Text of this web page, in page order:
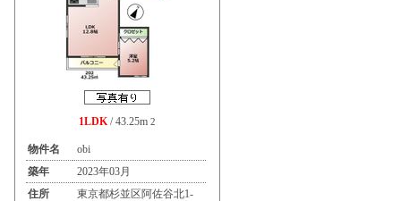
1LDK/ 43.25m 2
物件名
obi
築年
2023年03月
住所
東京都杉並区阿佐谷北1-